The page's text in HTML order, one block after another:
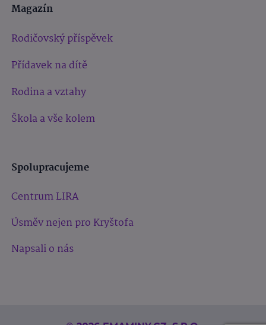
Magazín
Rodičovský příspěvek
Přídavek na dítě
Rodina a vztahy
Škola a vše kolem
Spolupracujeme
Centrum LIRA
Úsměv nejen pro Kryštofa
Napsali o nás